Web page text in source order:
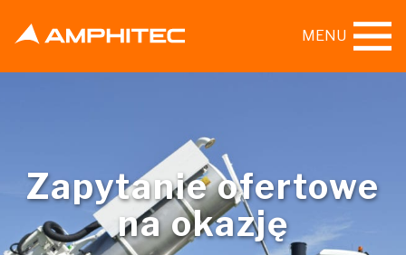
MENU
Zapytanie ofertowe
na okazję